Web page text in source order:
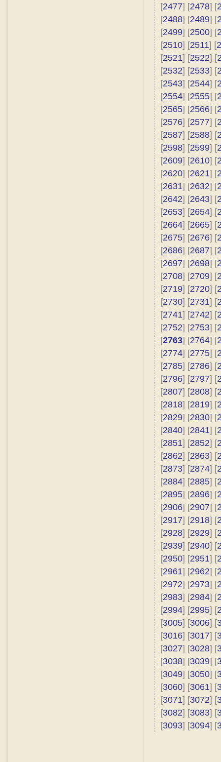
[2477] [2478] [
[2488] [2489] [
[2499] [2500] [
[2510] [2511] [
[2521] [2522] [
[2532] [2533] [
[2543] [2544] [
[2554] [2555] [
[2565] [2566] [
[2576] [2577] [
[2587] [2588] [
[2598] [2599] [
[2609] [2610] [
[2620] [2621] [
[2631] [2632] [
[2642] [2643] [
[2653] [2654] [
[2664] [2665] [
[2675] [2676] [
[2686] [2687] [
[2697] [2698] [
[2708] [2709] [
[2719] [2720] [
[2730] [2731] [
[2741] [2742] [
[2752] [2753] [
[2763] [2764] [
[2774] [2775] [
[2785] [2786] [
[2796] [2797] [
[2807] [2808] [
[2818] [2819] [
[2829] [2830] [
[2840] [2841] [
[2851] [2852] [
[2862] [2863] [
[2873] [2874] [
[2884] [2885] [
[2895] [2896] [
[2906] [2907] [
[2917] [2918] [
[2928] [2929] [
[2939] [2940] [
[2950] [2951] [
[2961] [2962] [
[2972] [2973] [
[2983] [2984] [
[2994] [2995] [
[3005] [3006] [
[3016] [3017] [
[3027] [3028] [
[3038] [3039] [
[3049] [3050] [
[3060] [3061] [
[3071] [3072] [
[3082] [3083] [
[3093] [3094] [